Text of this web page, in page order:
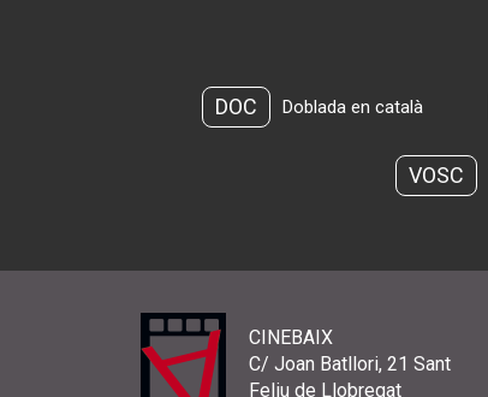
DOC Doblada en català
VOSC
CINEBAIX
C/ Joan Batllori, 21 Sant
Feliu de Llobregat